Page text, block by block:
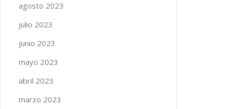
agosto 2023
julio 2023
junio 2023
mayo 2023
abril 2023
marzo 2023